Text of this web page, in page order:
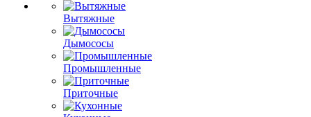
Вытяжные
Дымососы
Промышленные
Приточные